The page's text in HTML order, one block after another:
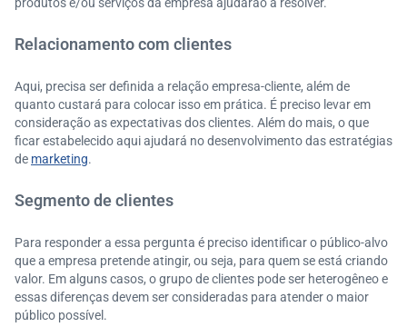
Relacionamento com clientes
Aqui, precisa ser definida a relação empresa-cliente, além de
quanto custará para colocar isso em prática. É preciso levar em
consideração as expectativas dos clientes. Além do mais, o que
ficar estabelecido aqui ajudará no desenvolvimento das estratégias
de marketing.
Segmento de clientes
Para responder a essa pergunta é preciso identificar o público-alvo
que a empresa pretende atingir, ou seja, para quem se está criando
valor. Em alguns casos, o grupo de clientes pode ser heterogêneo e
essas diferenças devem ser consideradas para atender o maior
público possível.